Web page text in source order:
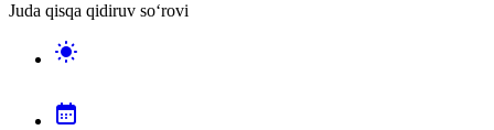
Juda qisqa qidiruv so‘rovi